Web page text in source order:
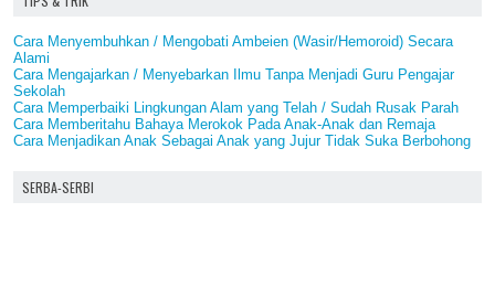
Cara Menyembuhkan / Mengobati Ambeien (Wasir/Hemoroid) Secara
Alami
Cara Mengajarkan / Menyebarkan Ilmu Tanpa Menjadi Guru Pengajar
Sekolah
Cara Memperbaiki Lingkungan Alam yang Telah / Sudah Rusak Parah
Cara Memberitahu Bahaya Merokok Pada Anak-Anak dan Remaja
Cara Menjadikan Anak Sebagai Anak yang Jujur Tidak Suka Berbohong
SERBA-SERBI